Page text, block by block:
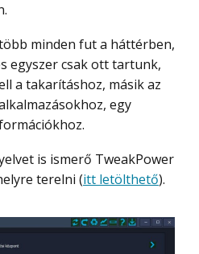
egyszer csak ott tartunk,
a takarításhoz, másik az
egy
terelni (itt letölthető).